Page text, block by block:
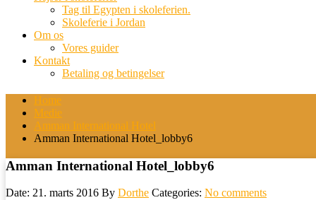
Tag til Egypten i skoleferien.
Skoleferie i Jordan
Om os
Vores guider
Kontakt
Betaling og betingelser
Home
Medie
Amman International Hotel
Amman International Hotel_lobby6
Amman International Hotel_lobby6
Date: 21. marts 2016 By Dorthe Categories: No comments